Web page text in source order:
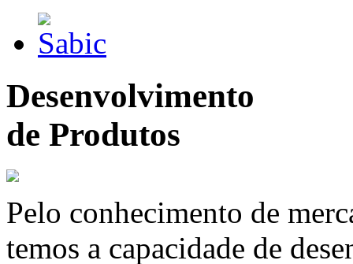
Desenvolvimento
de Produtos
Pelo conhecimento de
temos a capacidade de